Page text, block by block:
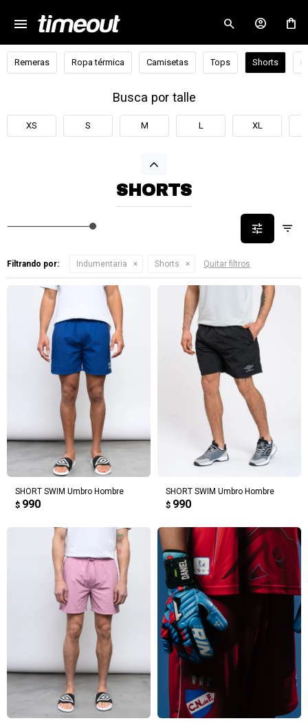
menu
Remeras Ropa térmica Camisetas Tops Shorts
Busca por talle
XS S M L XL
SHORTS
Filtrando por: Indumentaria Shorts Quitar filtros
SHORT SWIM Umbro Hombre
$ 990
SHORT SWIM Umbro Hombre
$ 990